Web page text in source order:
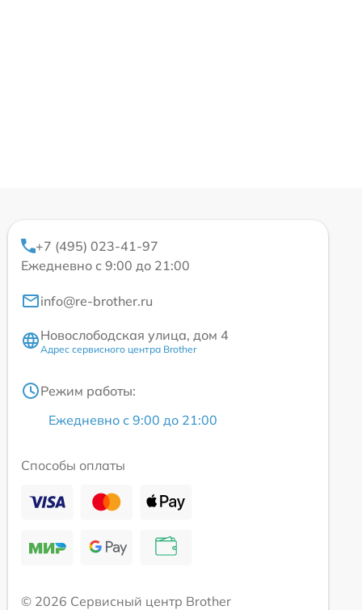
+7 (495) 023-41-97
Ежедневно с 9:00 до 21:00
info@re-brother.ru
Новослободская улица, дом 4
Адрес сервисного центра Brother
Режим работы:
Ежедневно с 9:00 до 21:00
Способы оплаты
© 2026 Сервисный центр Brother